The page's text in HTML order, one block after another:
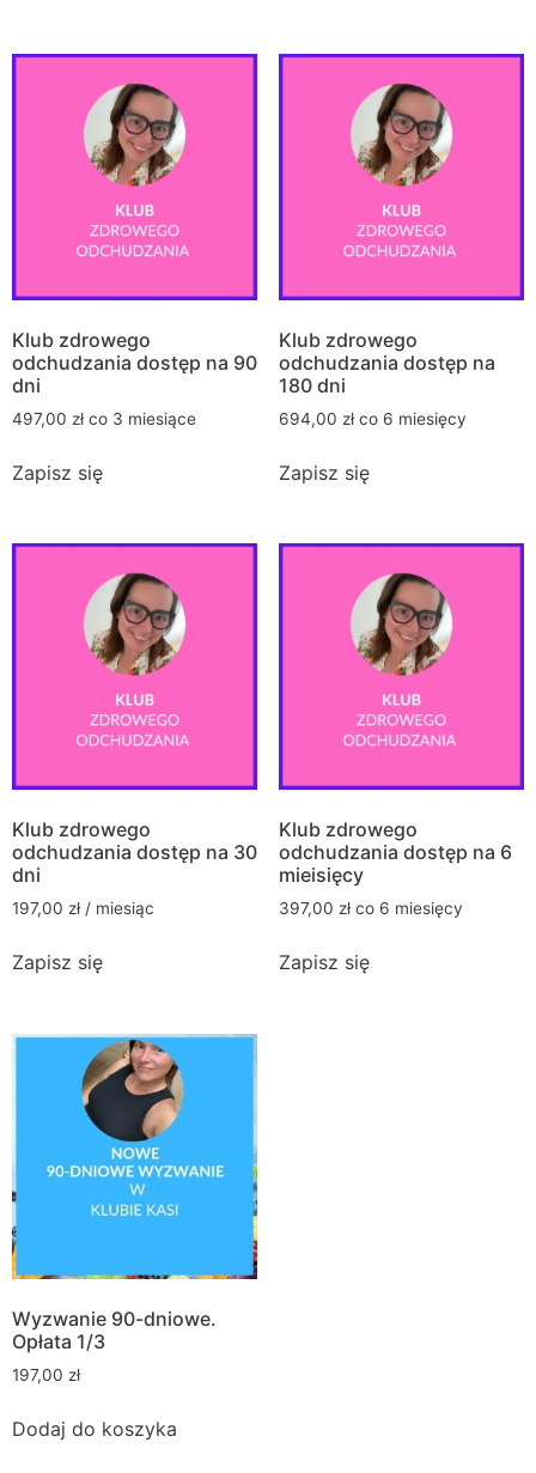
Klub zdrowego
odchudzania dostęp na 90
dni
497,00 zł co 3 miesiące
Zapisz się
Klub zdrowego
odchudzania dostęp na
180 dni
694,00 zł co 6 miesięcy
Zapisz się
Klub zdrowego
odchudzania dostęp na 30
dni
197,00 zł / miesiąc
Zapisz się
Klub zdrowego
odchudzania dostęp na 6
mieisięcy
397,00 zł co 6 miesięcy
Zapisz się
Wyzwanie 90-dniowe.
Opłata 1/3
197,00 zł
Dodaj do koszyka